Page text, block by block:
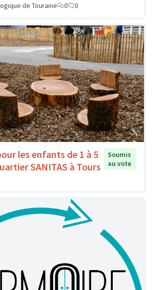
de Touraine
0 0
les enfants de 1 à 5
SANITAS à Tours
Soumis
au vote